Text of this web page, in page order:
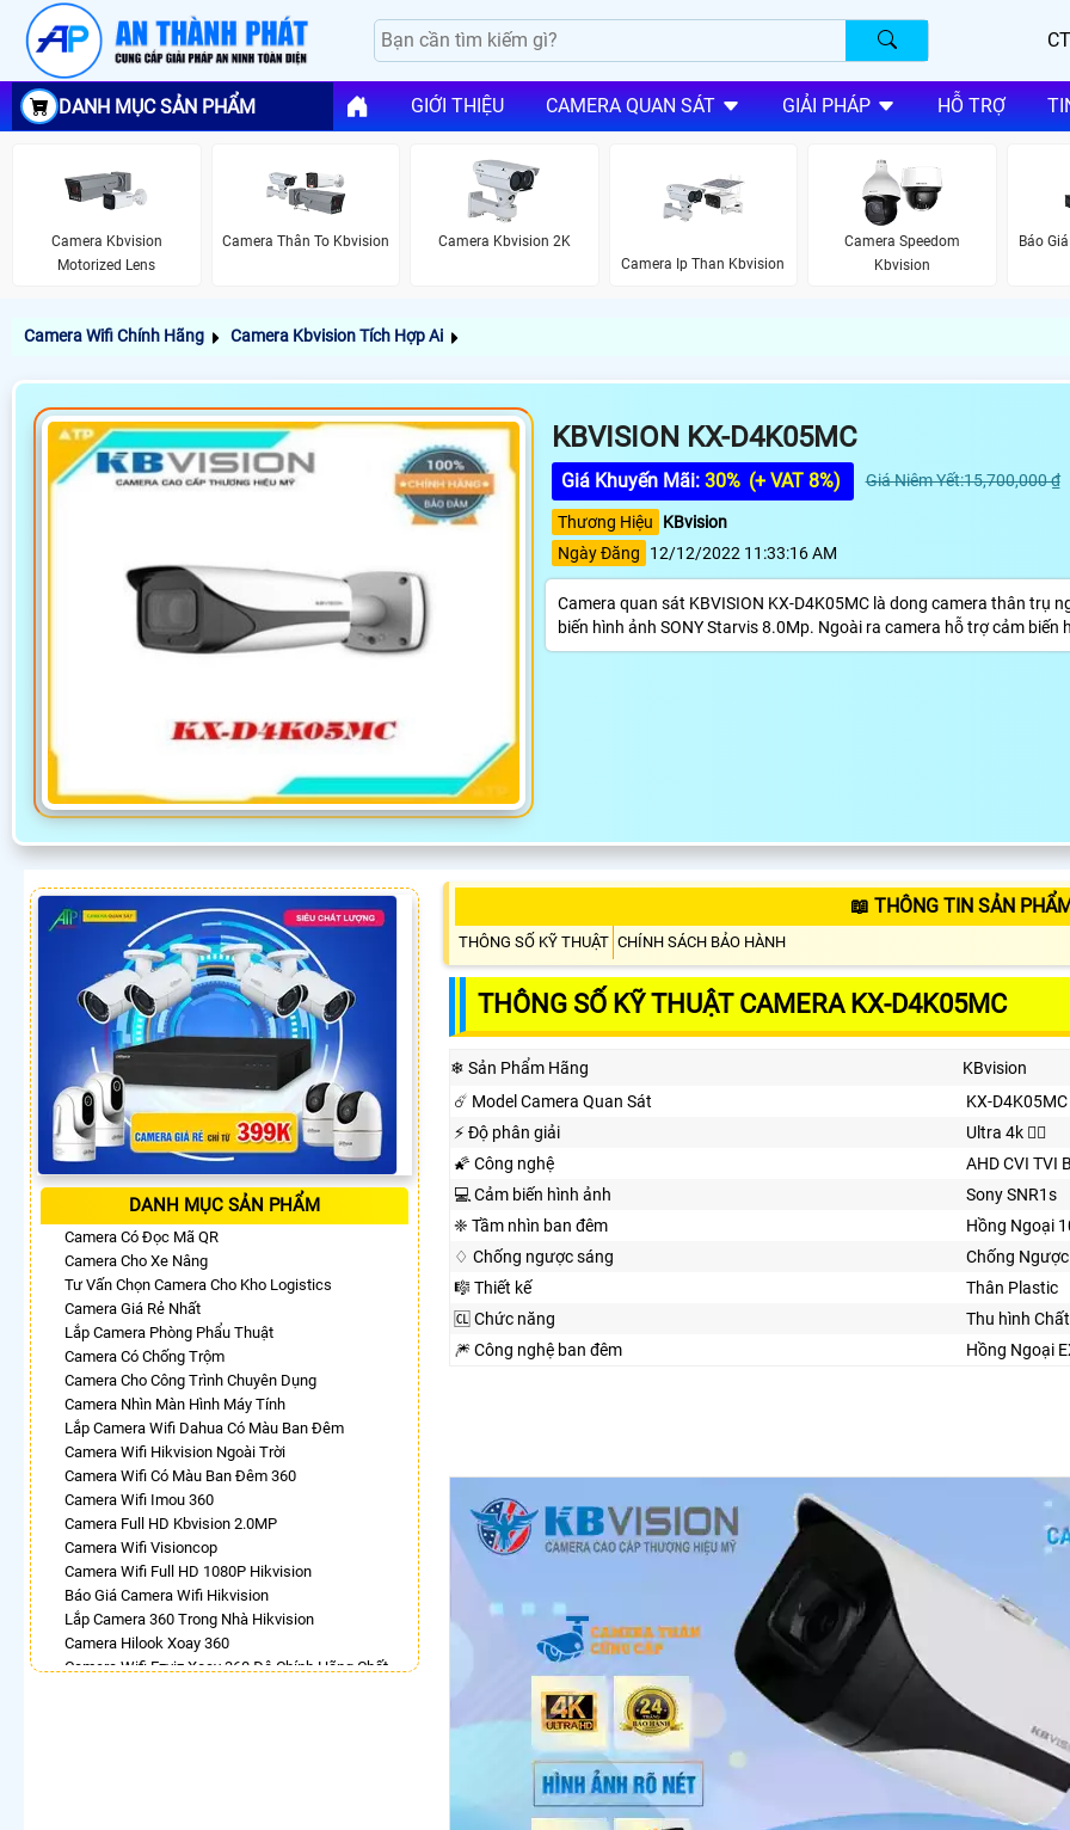
DANH MỤC SẢN PHẨM GIỚI THIỆU CAMERA QUAN SÁT GIẢI PHÁP HỖ TRỢ
Camera Kbvision
Motorized Lens
Camera Thân To Kbvision
Camera Kbvision 2K
Camera Ip Than Kbvision
Camera Speedom
Kbvision
Báo
Camera Wifi Chính Hãng Camera Kbvision Tích Hợp Ai
KBVISION KX-D4K05MC
Giá Khuyến Mãi: 30% (+ VAT 8%) Giá Niêm Yết:15,700,000 ₫
Thương Hiệu
KBvision
Ngày Đăng
12/12/2022 11:33:16 AM
Camera quan sát KBVISION KX-D4K05MC là dong camera thân trụ
biến hình ảnh SONY Starvis 8.0Mp. Ngoài ra camera hỗ trợ cảm biến
DANH MỤC SẢN PHẨM
Camera Có Đọc Mã QR
Camera Cho Xe Nâng
Tư Vấn Chọn Camera Cho Kho Logistics
Camera Giá Rẻ Nhất
Lắp Camera Phòng Phẩu Thuật
Camera Có Chống Trộm
Camera Cho Công Trình Chuyên Dụng
Camera Nhìn Màn Hình Máy Tính
Lắp Camera Wifi Dahua Có Màu Ban Đêm
Camera Wifi Hikvision Ngoài Trời
Camera Wifi Có Màu Ban Đêm 360
Camera Wifi Imou 360
Camera Full HD Kbvision 2.0MP
Camera Wifi Visioncop
Camera Wifi Full HD 1080P Hikvision
Báo Giá Camera Wifi Hikvision
Lắp Camera 360 Trong Nhà Hikvision
Camera Hilook Xoay 360
Camera Wifi Ezviz Xoay 360 Độ Chính Hãng Chất
📖 THÔNG TIN SẢN
THÔNG SỐ KỸ THUẬT CHÍNH SÁCH BẢO HÀNH
THÔNG SỐ KỸ THUẬT CAMERA KX-D4K05MC
❄ Sản Phẩm Hãng
KBvision
☄️ Model Camera Quan Sát
KX-D4K05MC
️⚡ Độ phân giải
Ultra 4k 👍🏾
🌠 Công nghệ
AHD CVI TVI
💻 Cảm biến hình ảnh
Sony SNR1s
❈ Tầm nhìn ban đêm
Hồng Ngoại
♢ Chống ngược sáng
Chống
🎼️ Thiết kế
Thân Plastic
🆑 Chức năng
Thu hình
🎆 Công nghệ ban đêm
Hồng Ngoại